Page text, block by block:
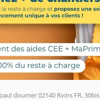
doumer 02140 Rvins FR, 30bis